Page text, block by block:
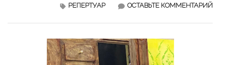
ОСТАВЬТЕ КОММЕНТАРИЙ
РЕПЕРТУАР